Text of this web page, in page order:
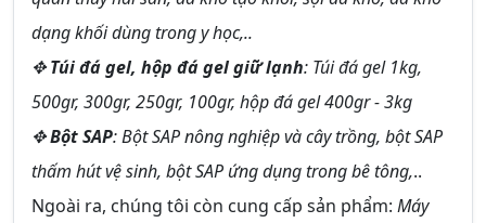
dạng khối dùng trong y học,..
✥Túi đá gel, hộp đá gel giữ lạnh: Túi đá gel 1kg,
500gr, 300gr, 250gr, 100gr, hộp đá gel 400gr - 3kg
✥Bột SAP: Bột SAP nông nghiệp và cây trồng, bột SAP
thấm hút vệ sinh, bột SAP ứng dụng trong bê tông,..
Ngoài ra, chúng tôi còn cung cấp sản phẩm: Máy